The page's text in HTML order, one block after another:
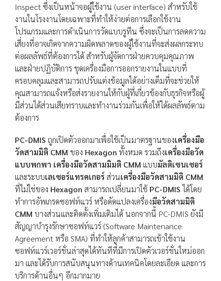
Inspect ซึ่งเป็นหน้าจอผู้ใช้งาน (user interface) สำหรับใช้
งานในโรงงานโดยเฉพาะที่ทำให้ง่ายต่อการเลือกใช้งาน
โปรแกรมและการดำเนินการวัดแบบรูทีน ซึ่งจะเป็นการลดความ
เสี่ยงที่อาจเกิดจากความผิดพลาดของผู้ใช้งานที่จะส่งผลกระทบ
ต่อผลลัพธ์ที่ต้องการได้ สำหรับผู้จัดการฝ่ายควบคุมคุณภาพ
และฝ่ายปฏิบัติการ ชุดเครื่องมือการออกรายงานในแบบที่
ครอบคลุมและสามารถปรับแต่งข้อมูลได้อย่างเต็มที่จะช่วยให้
คุณสามารถแจ้งหรือส่งรายงานให้กับผู้ที่เกี่ยวข้องกับธุรกิจหรือผู้
มีส่วนได้ส่วนเสียทราบและทำงานร่วมกันเพื่อให้ได้ผลลัพธ์ตาม
ต้องการ
PC-DMIS ถูกเปิดตัวออกมาเพื่อใช้เป็นมาตรฐานของเครื่องมือ
วัดสามมิติ CMM ของ Hexagon ทั้งหมด รวมถึงเครื่องมือวัด
แบบพกพา เครื่องมือวัดสามมิมติ CMM แบบมัลติเซนเซอร์
และระบบเลเซอร์แทรคเกอร์ส่วนเครื่องมือวัดสามมิติ CMM
ที่ไม่ใช่ของ Hexagon สามารถเปลี่ยนมาใช้ PC-DMISได้โดย
ทำการอัพเกรดซอฟท์แวร์ หรือดัดแปลงเครื่องมือวัดสามมิติ
CMM บางส่วนและติดตั้งเพิ่มเติมได้ นอกจากนี้ PC-DMIS ยังมี
สัญญาบำรุงรักษาซอฟท์แวร์ (Software Maintenance
Agreement หรือ SMA) ที่ทำให้ลูกค้าสามารถเข้าใช้งาน
ซอฟท์แวร์เวอร์ชั่นล่าสุดได้ทันทีที่มีการเปิดตัวเวอร์ชั่นใหม่ออก
มา และได้รับการสนับสนุนทางด้านเทคนิคโดยละเอียด และการ
บริการด้านอื่นๆ อีกมากมาย